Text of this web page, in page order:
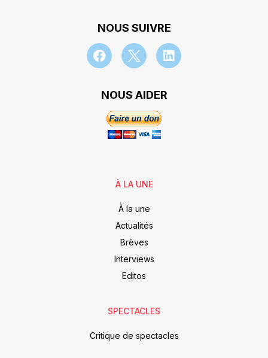
NOUS SUIVRE
NOUS AIDER
À LA UNE
À la une
Actualités
Brèves
Interviews
Editos
SPECTACLES
Critique de spectacles